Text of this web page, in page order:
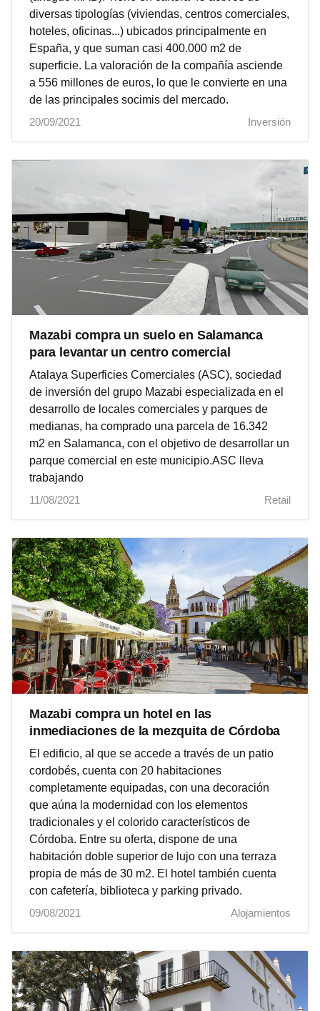
diversas tipologías (viviendas, centros comerciales,
hoteles, oficinas...) ubicados principalmente en
España, y que suman casi 400.000 m2 de
superficie. La valoración de la compañía asciende
a 556 millones de euros, lo que le convierte en una
de las principales socimis del mercado.
20/09/2021
Inversión
Mazabi compra un suelo en Salamanca
para levantar un centro comercial
Atalaya Superficies Comerciales (ASC), sociedad
de inversión del grupo Mazabi especializada en el
desarrollo de locales comerciales y parques de
medianas, ha comprado una parcela de 16.342
m2 en Salamanca, con el objetivo de desarrollar un
parque comercial en este municipio.ASC lleva
trabajando
11/08/2021
Retail
Mazabi compra un hotel en las
inmediaciones de la mezquita de Córdoba
El edificio, al que se accede a través de un patio
cordobés, cuenta con 20 habitaciones
completamente equipadas, con una decoración
que aúna la modernidad con los elementos
tradicionales y el colorido característicos de
Córdoba. Entre su oferta, dispone de una
habitación doble superior de lujo con una terraza
propia de más de 30 m2. El hotel también cuenta
con cafetería, biblioteca y parking privado.
09/08/2021
Alojamientos